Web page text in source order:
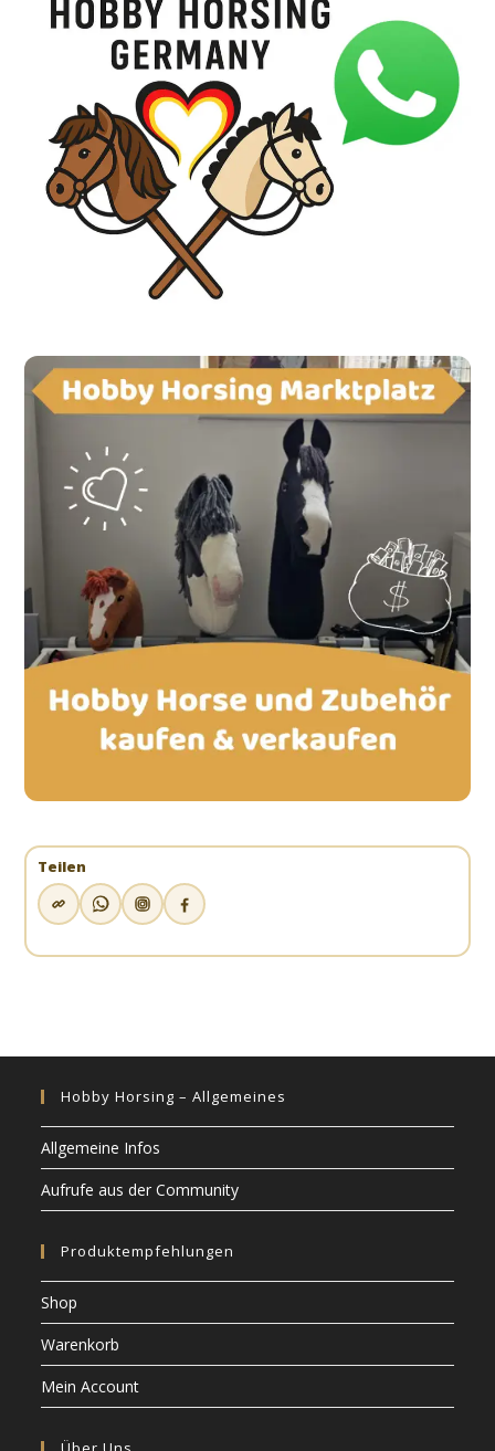
Teilen
Hobby Horsing – Allgemeines
Allgemeine Infos
Aufrufe aus der Community
Produktempfehlungen
Shop
Warenkorb
Mein Account